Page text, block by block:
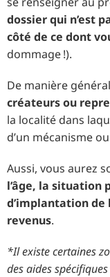
dossier qui n’est
côté de ce dont
dommage !).
De manière
créateurs ou
la localité dans
d’un mécanisme
Aussi, vous aurez
l’âge, la situation
d’implantation de
revenus.
*Il existe certaines
des aides